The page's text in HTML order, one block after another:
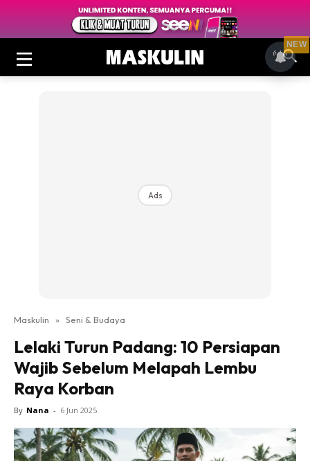
Ads
Maskulin » Seni & Budaya
Lelaki Turun Padang: 10 Persiapan
Wajib Sebelum Melapah Lembu
Raya Korban
By Nana - 6 Jun 2025
NEW